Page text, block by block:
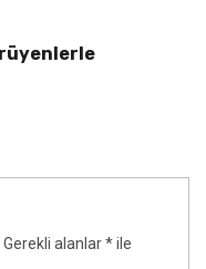
Gerekli alanlar*ile